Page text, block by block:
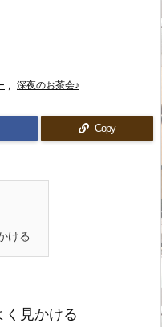
, 深夜のお茶会♪
Copy
ける
く見かける